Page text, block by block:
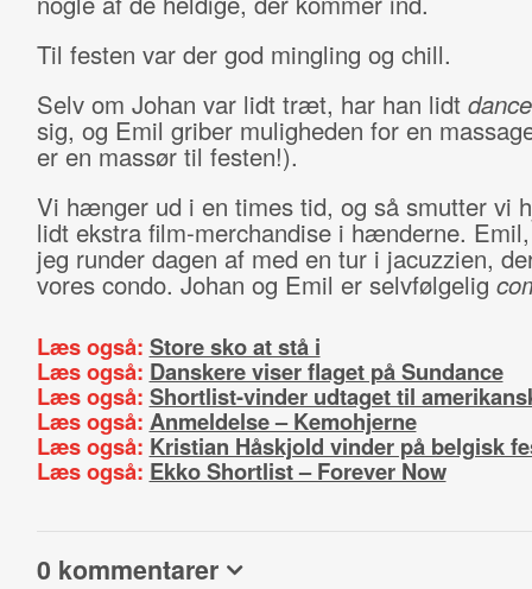
Til festen var der god mingling og chill.
Selv om Johan var lidt træt, har han lidt
sig, og Emil griber muligheden for en
er en massør til festen!).
Vi hænger ud i en times tid, og så smutter vi
lidt ekstra film-merchandise i hænderne.
jeg runder dagen af med en tur i jacuzzien,
vores condo. Johan og Emil er selvfølgelig
Læs også: Store sko at stå i
Læs også: Danskere viser flaget på Sundance
Læs også: Shortlist-vinder udtaget til
Læs også: Anmeldelse – Kemohjerne
Læs også: Kristian Håskjold vinder på belgisk
Læs også: Ekko Shortlist – Forever Now
0 kommentarer